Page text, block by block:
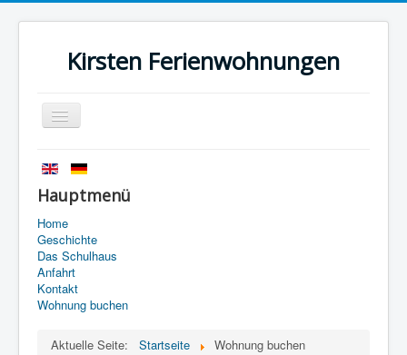
Kirsten Ferienwohnungen
Navigation
an/aus
Startseite
Geschichte
Das Schulhaus
Anfahrt
Kontakt
Impressum
Datenschutz
Hauptmenü
Home
Geschichte
Das Schulhaus
Anfahrt
Kontakt
Wohnung buchen
Aktuelle Seite: Startseite Wohnung buchen